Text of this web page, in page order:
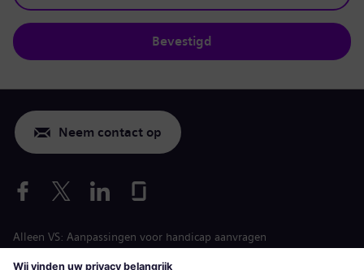
Bevestigd
Neem contact op
Alleen VS: Aanpassingen voor handicap aanvragen